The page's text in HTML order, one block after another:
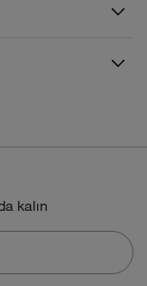
kalın